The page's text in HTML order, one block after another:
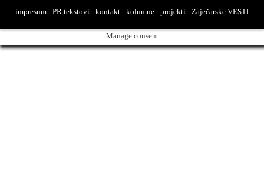
impresum
PR tekstovi kontakt kolumne projekti Zaječarske VESTI
Manage consent